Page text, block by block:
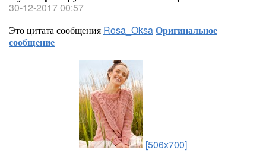
30-12-2017 00:57
Это цитата сообщения Rosa_OksaОригинальное
сообщение
[506x700]